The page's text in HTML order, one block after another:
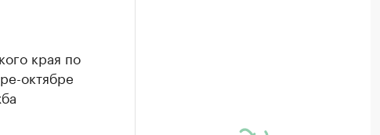
края по
октябре